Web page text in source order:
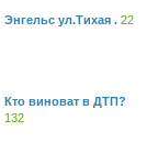
Энгельс ул.Тихая . 22
Кто виноват в ДТП?
132